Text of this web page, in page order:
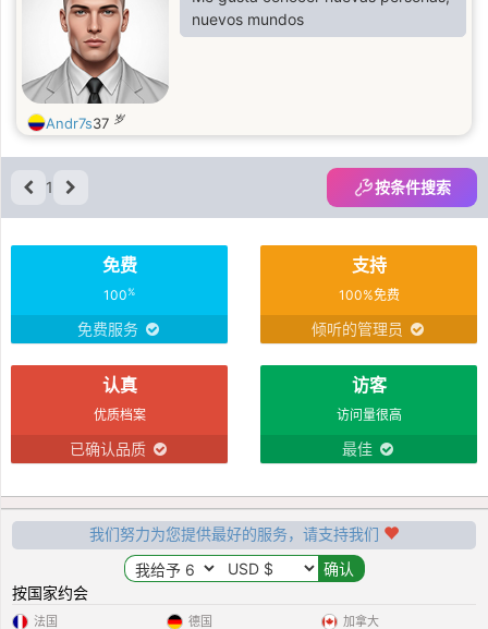
nuevos mundos
Andr7s37 岁
1 按条件搜索
免费
100%
免费服务
支持
100%免费
倾听的管理员
认真
优质档案
已确认品质
访客
访问量很高
最佳
我们努力为您提供最好的服务，请支持我们
按国家约会
法国 德国 加拿大